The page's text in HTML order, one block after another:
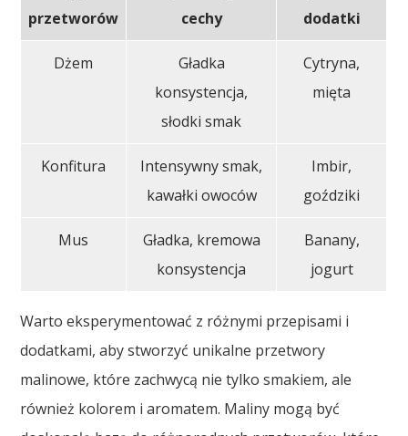
przetworów
cechy
dodatki
Dżem
Gładka
konsystencja,
słodki smak
Cytryna,
mięta
Konfitura
Intensywny smak,
kawałki owoców
Imbir,
goździki
Mus
Gładka, kremowa
konsystencja
Banany,
jogurt
Warto eksperymentować z różnymi przepisami i
dodatkami, aby stworzyć unikalne przetwory
malinowe, które zachwycą nie tylko smakiem, ale
również kolorem i aromatem. Maliny mogą być